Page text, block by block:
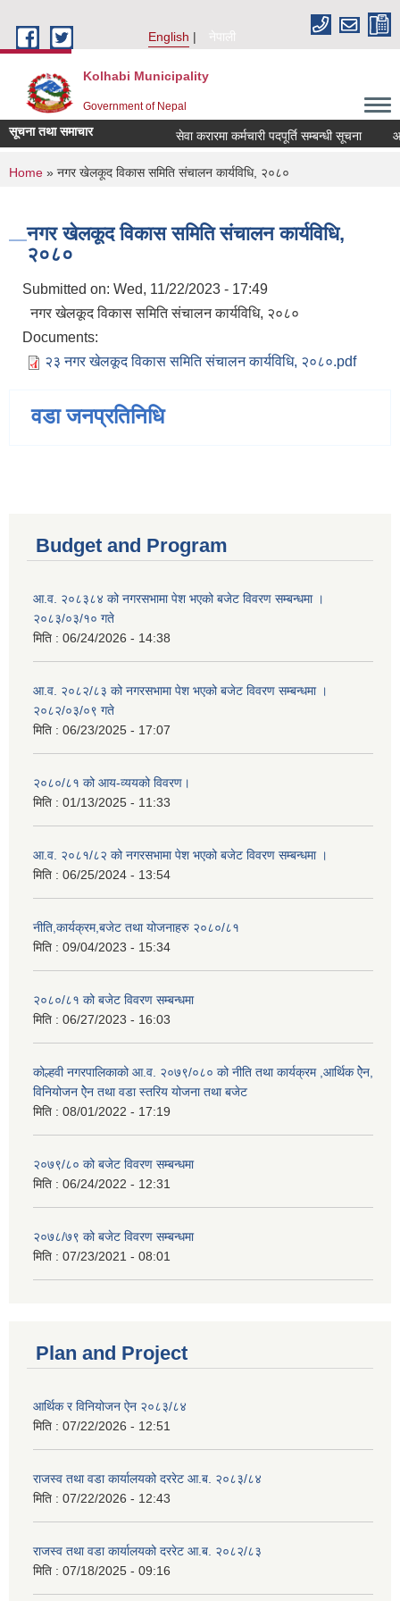
English
नेपाली
Kolhabi Municipality
Government of Nepal
सूचना तथा समाचार सेवा करारमा कर्मचारी पदपूर्ति सम्बन्धी सूचना आ.
You are here
Home » नगर खेलकूद विकास समिति संचालन कार्यविधि, २०८०
नगर खेलकूद विकास समिति संचालन कार्यविधि,
२०८०
Submitted on: Wed, 11/22/2023 - 17:49
नगर खेलकूद विकास समिति संचालन कार्यविधि, २०८०
Documents:
२३ नगर खेलकूद विकास समिति संचालन कार्यविधि, २०८०.pdf
वडा जनप्रतिनिधि
Budget and Program
आ.व. २०८३८४ को नगरसभामा पेश भएको बजेट विवरण सम्बन्धमा ।
२०८३/०३/१० गते
मिति : 06/24/2026 - 14:38
आ.व. २०८२/८३ को नगरसभामा पेश भएको बजेट विवरण सम्बन्धमा ।
२०८२/०३/०९ गते
मिति : 06/23/2025 - 17:07
२०८०/८१ को आय-व्ययको विवरण।
मिति : 01/13/2025 - 11:33
आ.व. २०८१/८२ को नगरसभामा पेश भएको बजेट विवरण सम्बन्धमा ।
मिति : 06/25/2024 - 13:54
नीति,कार्यक्रम,बजेट तथा योजनाहरु २०८०/८१
मिति : 09/04/2023 - 15:34
२०८०/८१ को बजेट विवरण सम्बन्धमा
मिति : 06/27/2023 - 16:03
कोल्हवी नगरपालिकाको आ.व. २०७९/०८० को नीति तथा कार्यक्रम ,आर्थिक ऐेन,
विनियोजन ऐेन तथा वडा स्तरिय योजना तथा बजेट
मिति : 08/01/2022 - 17:19
२०७९/८० को बजेट विवरण सम्बन्धमा
मिति : 06/24/2022 - 12:31
२०७८/७९ को बजेट विवरण सम्बन्धमा
मिति : 07/23/2021 - 08:01
Plan and Project
आर्थिक र विनियोजन ऐन २०८३/८४
मिति : 07/22/2026 - 12:51
राजस्व तथा वडा कार्यालयको दररेट आ.ब. २०८३/८४
मिति : 07/22/2026 - 12:43
राजस्व तथा वडा कार्यालयको दररेट आ.ब. २०८२/८३
मिति : 07/18/2025 - 09:16